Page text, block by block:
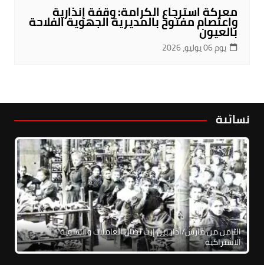
معركة استرجاع الكرامة: وقفة إنذارية
واعتصام مفتوح بالمديرية الجهوية الفلاحة
بالعيون
يوم 06 يوليو، 2026
نسائية
الثامن من مارس/آذار بين إرث نضال العاملات والنسوية
الاشتراكية